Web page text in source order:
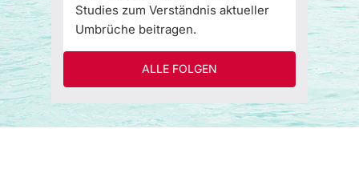
Studies zum Verständnis aktueller
Umbrüche beitragen.
ALLE FOLGEN